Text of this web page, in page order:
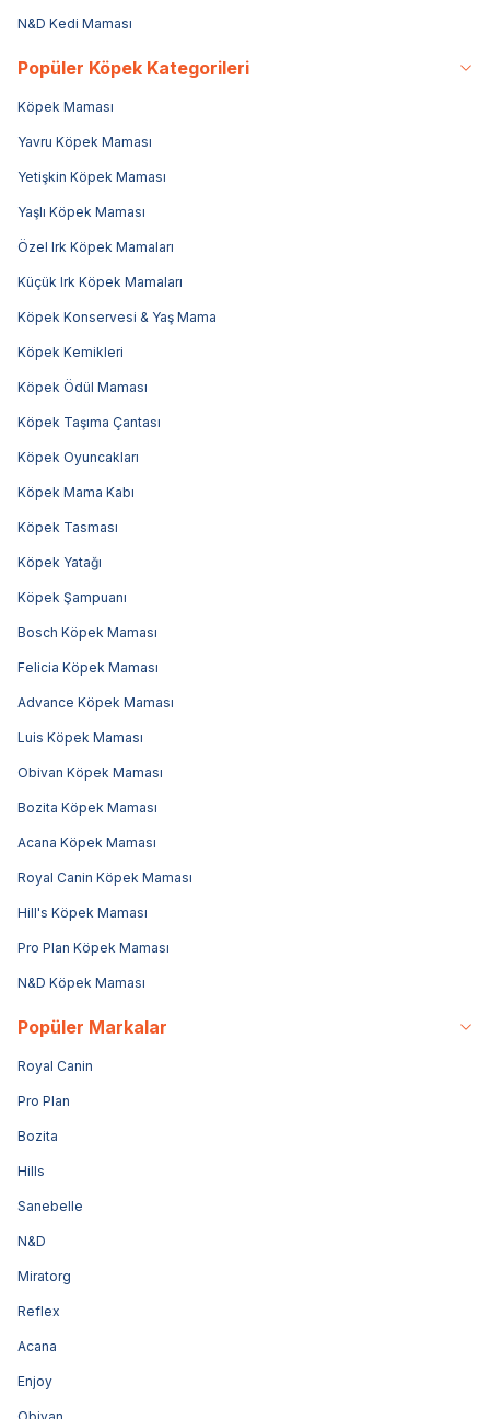
N&D Kedi Maması
Popüler Köpek Kategorileri
Köpek Maması
Yavru Köpek Maması
Yetişkin Köpek Maması
Yaşlı Köpek Maması
Özel Irk Köpek Mamaları
Küçük Irk Köpek Mamaları
Köpek Konservesi & Yaş Mama
Köpek Kemikleri
Köpek Ödül Maması
Köpek Taşıma Çantası
Köpek Oyuncakları
Köpek Mama Kabı
Köpek Tasması
Köpek Yatağı
Köpek Şampuanı
Bosch Köpek Maması
Felicia Köpek Maması
Advance Köpek Maması
Luis Köpek Maması
Obivan Köpek Maması
Bozita Köpek Maması
Acana Köpek Maması
Royal Canin Köpek Maması
Hill's Köpek Maması
Pro Plan Köpek Maması
N&D Köpek Maması
Popüler Markalar
Royal Canin
Pro Plan
Bozita
Hills
Sanebelle
N&D
Miratorg
Reflex
Acana
Enjoy